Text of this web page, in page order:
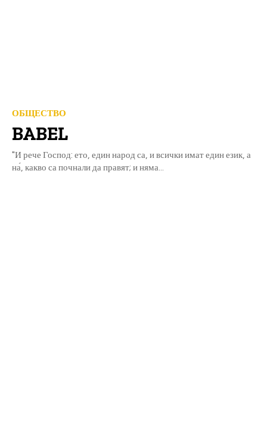
ОБЩЕСТВО
BABEL
"И рече Господ: ето, един народ са, и всички имат един език, а
на́, какво са почнали да правят; и няма...